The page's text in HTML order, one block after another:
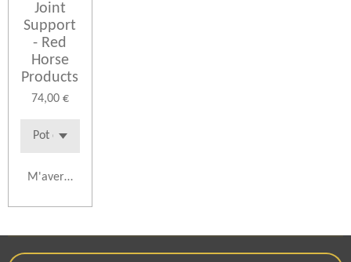
Joint
Support
- Red
Horse
Products
74,00 €
M'avertir si disponible